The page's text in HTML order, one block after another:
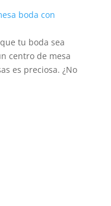
tu boda sea
centro de mesa
es preciosa. ¿No